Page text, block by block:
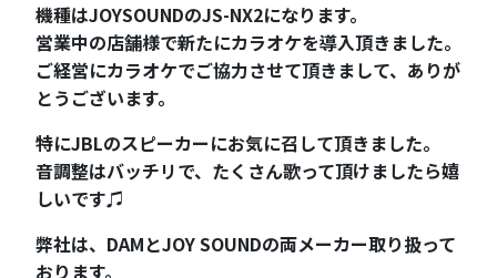
機種はJOYSOUNDのJS-NX2になります。
営業中の店舗様で新たにカラオケを導入頂きました。
ご経営にカラオケでご協力させて頂きまして、ありが
とうございます。
特にJBLのスピーカーにお気に召して頂きました。
音調整はバッチリで、たくさん歌って頂けましたら嬉
しいです♫
弊社は、DAMとJOY SOUNDの両メーカー取り扱って
おります。